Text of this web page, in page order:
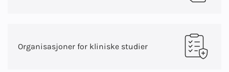
Organisasjoner for kliniske studier